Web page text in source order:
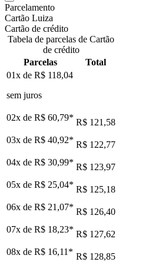
Parcelamento
Cartão Luiza
Cartão de crédito
Tabela de parcelas de Cartão
de crédito
Parcelas
Total
01x de R$ 118,04
sem juros
02x de R$ 60,79* R$ 121,58
03x de R$ 40,92* R$ 122,77
04x de R$ 30,99* R$ 123,97
05x de R$ 25,04* R$ 125,18
06x de R$ 21,07* R$ 126,40
07x de R$ 18,23* R$ 127,62
08x de R$ 16,11 * R$ 128,85